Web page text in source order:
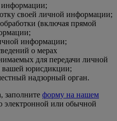
информации;
своей личной информации;
(включая прямой
информации;
о мерах
для передачи личной
вашей юрисдикции;
надзорный орган.
заполните форму на нашем
электронной или обычной